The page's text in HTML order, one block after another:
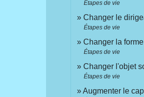
Étapes de vie
Changer le
Étapes de vie
Changer la
Étapes de vie
Changer l'objet
Étapes de vie
Augmenter le